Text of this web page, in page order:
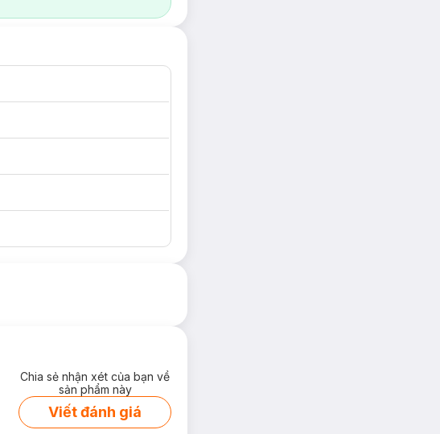
Chia sẻ nhận xét của bạn về
sản phẩm này
Viết đánh giá